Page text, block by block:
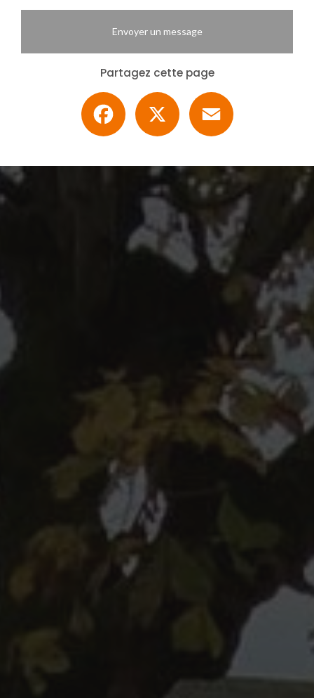
Envoyer un message
Partagez cette page
Facebook